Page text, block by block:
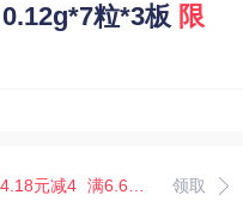
粒*3板 限
领取
元减4 满6.67元减5.07 满